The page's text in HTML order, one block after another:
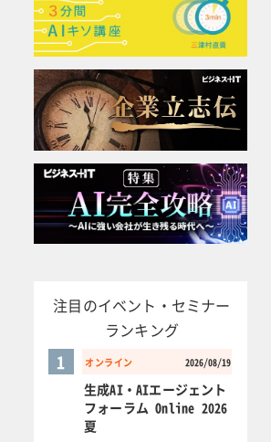
注目のイベント・セミナー
ランキング
オンライン 2026/08/19
1
生成AI・AIエージェント
フォーラム Online 2026
夏